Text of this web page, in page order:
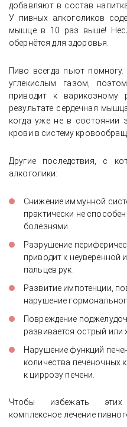
добавляют в состав
У пивных алкоголиков
мышце в 10 раз выше!
обернётся для здоровья.
Пиво всегда пьют
углекислым газом,
приводит к
результате сердечная
когда уже не в состоянии
крови в систему
Другие последствия, с
алкоголики:
Снижение иммунной
практически не
болезнями.
Разрушение
приводит к неуверенной
пальцев рук.
Развитие импотенции,
нарушение
Повреждение
развивается острый или
Нарушение функций
количества печёночных
к циррозу печени.
Чтобы избежать этих
комплексное лечение